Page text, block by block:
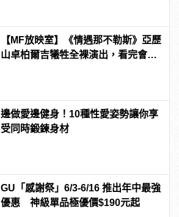
【MF放映室】《情遇那不勒斯》亞歷
山卓柏爾吉犧牲全裸演出，看完會超
邊做愛邊健身！10種性愛姿勢讓你享
受同時鍛鍊身材
GU「感謝祭」6/3-6/16 推出年中最強
優惠 神級單品極優價$190元起